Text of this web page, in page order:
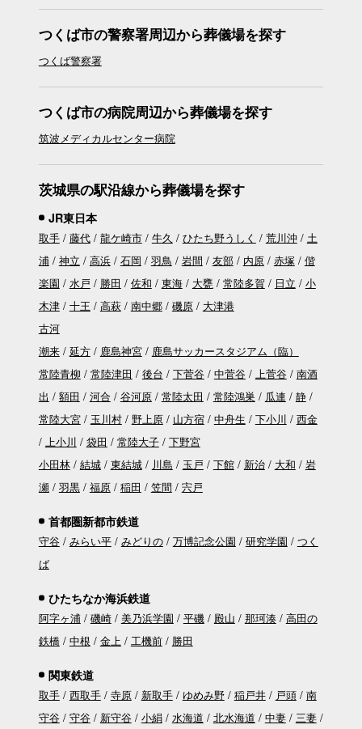
つくば市の警察署周辺から葬儀場を探す
つくば警察署
つくば市の病院周辺から葬儀場を探す
筑波メディカルセンター病院
茨城県の駅沿線から葬儀場を探す
JR東日本
取手 藤代 龍ケ崎市 牛久 ひたち野うしく 荒川沖
土
浦
神立 高浜 石岡 羽鳥 岩間 友部 内原 赤塚
偕
楽園
水戸 勝田 佐和 東海 大甕 常陸多賀 日立
小
木津
十王 高萩 南中郷 磯原
大津港
古河
潮来
延方 鹿島神宮
鹿島サッカースタジアム（臨）
常陸青柳
常陸津田 後台 下菅谷 中菅谷 上菅谷
南酒
出
額田 河合 谷河原 常陸太田 常陸鴻巣 瓜連
静
常陸大宮
玉川村 野上原 山方宿 中舟生 下小川
西金
上小川
袋田 常陸大子
下野宮
小田林
結城 東結城 川島 玉戸 下館 新治 大和
岩
瀬
羽黒 福原 稲田 笠間 宍戸
首都圏新都市鉄道
守谷 みらい平 みどりの 万博記念公園 研究学園
つく
ば
ひたちなか海浜鉄道
阿字ヶ浦 磯崎 美乃浜学園 平磯 殿山 那珂湊
高田の
鉄橋
中根 金上 工機前 勝田
関東鉄道
取手 西取手 寺原 新取手 ゆめみ野 稲戸井 戸頭
南
守谷
守谷 新守谷 小絹 水海道 北水海道 中妻
三妻